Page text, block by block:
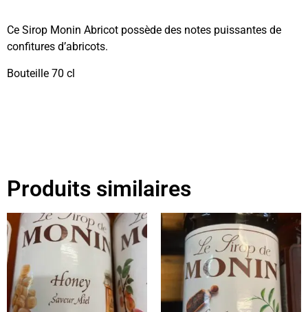
Ce Sirop Monin Abricot possède des notes puissantes de
confitures d’abricots.
Bouteille 70 cl
Produits similaires